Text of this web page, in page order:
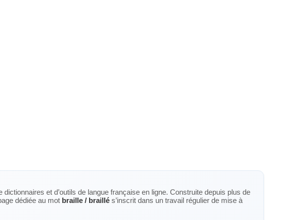
dictionnaires et d’outils de langue française en ligne. Construite depuis plus de
dédiée au mot braille / braillé s’inscrit dans un travail régulier de mise à